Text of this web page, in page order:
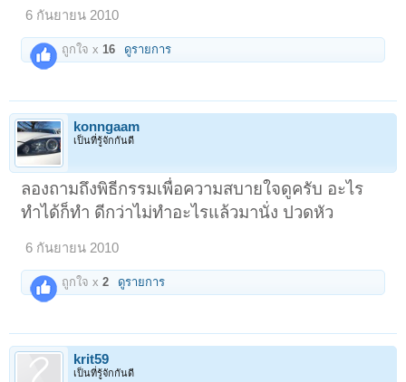
6 กันยายน 2010
ถูกใจ x 16 ดูรายการ
konngaam
เป็นที่รู้จักกันดี
ลองถามถึงพิธีกรรมเพื่อความสบายใจดูครับ อะไร
ทำได้ก็ทำ ดีกว่าไม่ทำอะไรแล้วมานั่ง ปวดหัว
6 กันยายน 2010
ถูกใจ x2 ดูรายการ
krit59
เป็นที่รู้จักกันดี